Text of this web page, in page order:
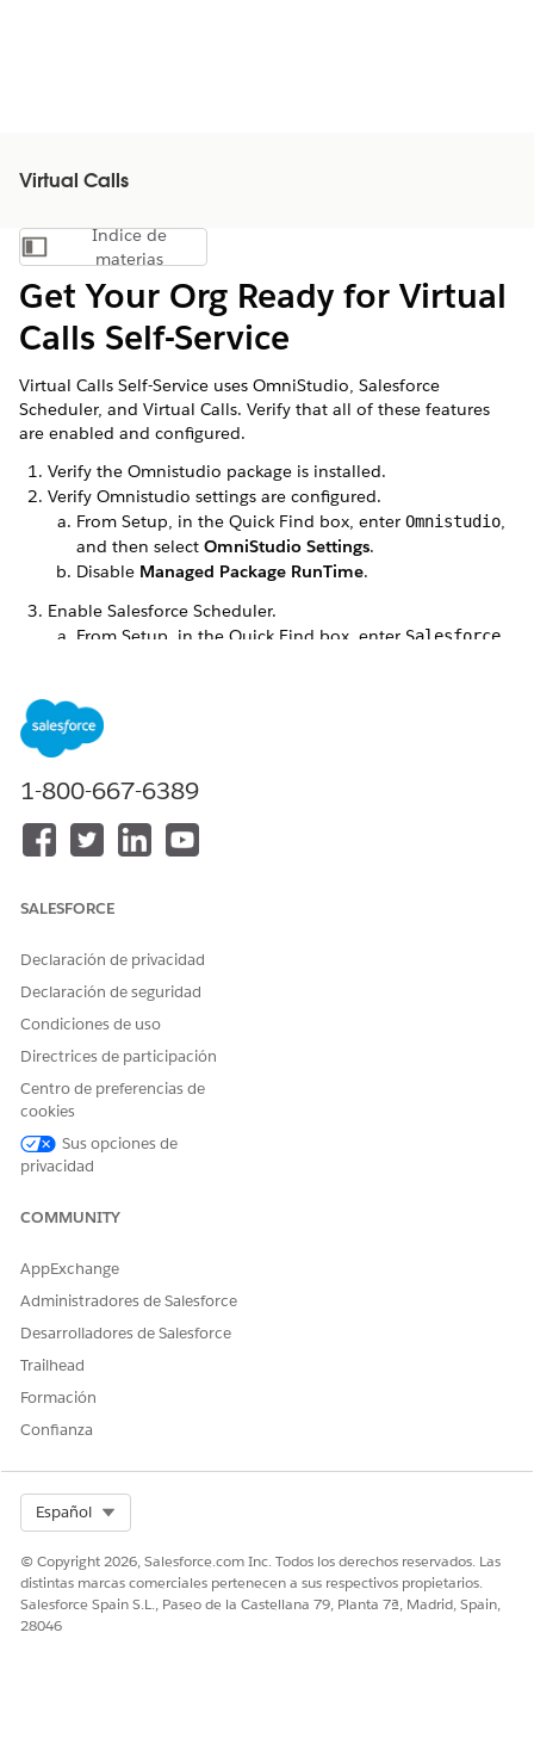
Virtual Calls
Mostrar índice de materias
Índice de
materias
Get Your Org Ready for Virtual
Calls Self-Service
Virtual Calls Self-Service uses OmniStudio, Salesforce
Scheduler, and Virtual Calls. Verify that all of these features
are enabled and configured.
Verify the Omnistudio package is installed.
Verify Omnistudio settings are configured.
From Setup, in the Quick Find box, enter Omnistudio,
and then select OmniStudio Settings.
Disable Managed Package RunTime.
Enable Salesforce Scheduler.
From Setup, in the Quick Find box, enter Salesforce
Verify Video Calls is enabled.
In Setup, in the Quick Find box, enter
If not already done, enable Video Calls and accept the
agreement.
¡Háganos saber cómo podemos mejorar!
1-800-667-6389
SALESFORCE
Declaración de privacidad
Declaración de seguridad
Condiciones de uso
Directrices de participación
Centro de preferencias de
cookies
Sus opciones de
privacidad
COMMUNITY
AppExchange
Administradores de Salesforce
Desarrolladores de Salesforce
Trailhead
Formación
Confianza
Español
© Copyright 2026, Salesforce.com Inc. Todos los derechos reservados. Las
distintas marcas comerciales pertenecen a sus respectivos propietarios.
Salesforce Spain S.L., Paseo de la Castellana 79, Planta 7ª, Madrid, Spain,
28046